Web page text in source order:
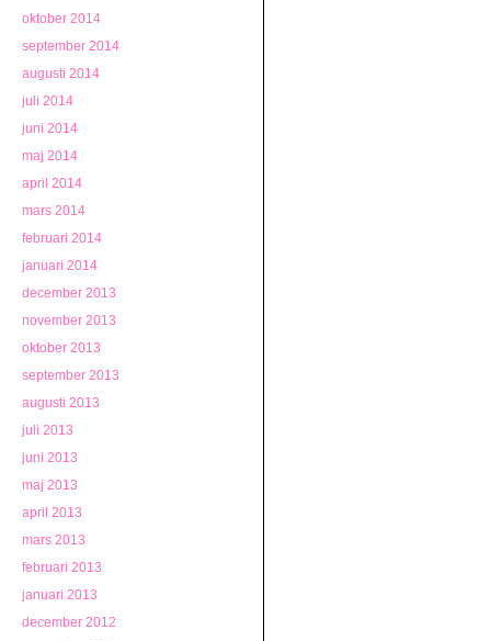
oktober 2014
september 2014
augusti 2014
juli 2014
juni 2014
maj 2014
april 2014
mars 2014
februari 2014
januari 2014
december 2013
november 2013
oktober 2013
september 2013
augusti 2013
juli 2013
juni 2013
maj 2013
april 2013
mars 2013
februari 2013
januari 2013
december 2012